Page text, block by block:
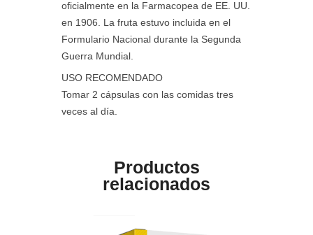
oficialmente en la Farmacopea de EE. UU.
en 1906. La fruta estuvo incluida en el
Formulario Nacional durante la Segunda
Guerra Mundial.
USO RECOMENDADO
Tomar 2 cápsulas con las comidas tres
veces al día.
Productos
relacionados